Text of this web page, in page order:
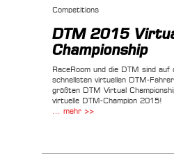
Competitions
DTM 2015
Championship
RaceRoom und die DTM sind auf
schnellsten virtuellen DTM-
größten DTM Virtual
virtuelle DTM-Champion 2015!
... mehr >>